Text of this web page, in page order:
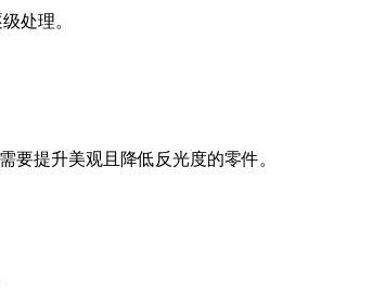
处理。
要提升美观且降低反光度的零件。